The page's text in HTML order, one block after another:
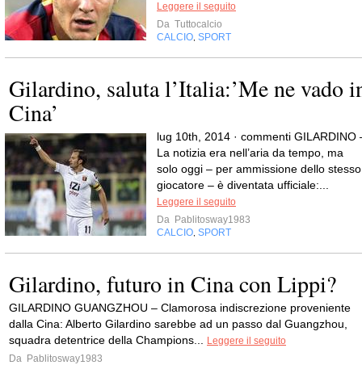
Leggere il seguito
Da Tuttocalcio
CALCIO SPORT
Gilardino, saluta l’Italia:’Me ne vado
Cina’
lug 10th, 2014 · commenti GILARDINO
La notizia era nell’aria da tempo, ma
solo oggi – per ammissione dello stesso
giocatore – è diventata ufficiale:...
Leggere il seguito
Da Pablitosway1983
CALCIO SPORT
Gilardino, futuro in Cina con Lippi?
GILARDINO GUANGZHOU – Clamorosa indiscrezione proveniente
dalla Cina: Alberto Gilardino sarebbe ad un passo dal Guangzhou,
squadra detentrice della Champions...
Leggere il seguito
Da Pablitosway1983